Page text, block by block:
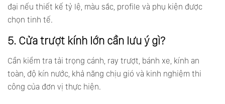
đại nếu thiết kế tỷ lệ, màu sắc, profile và phụ kiện được
chọn tinh tế.
5. Cửa trượt kính lớn cần lưu ý gì?
Cần kiểm tra tải trọng cánh, ray trượt, bánh xe, kính an
toàn, độ kín nước, khả năng chịu gió và kinh nghiệm thi
công của đơn vị thực hiện.